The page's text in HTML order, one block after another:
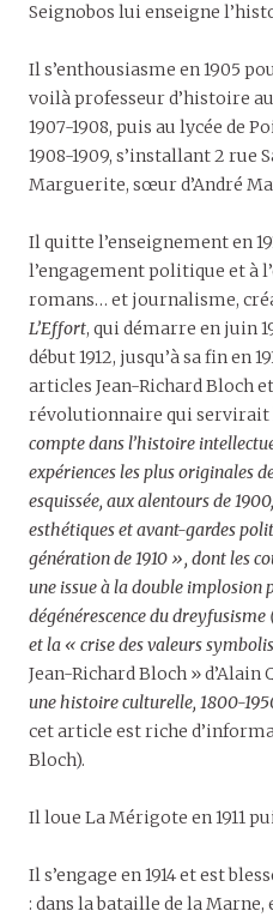
Seignobos lui enseigne
Il s’enthousiasme en 1905
voilà professeur d’histoire
1907-1908, puis au lycée de
1908-1909, s’installant 2 rue
Marguerite, sœur d’André
Il quitte l’enseignement en
l’engagement politique et à
romans… et journalisme,
L’Effort, qui démarre en juin
début 1912, jusqu’à sa fin en
articles Jean-Richard Bloch
révolutionnaire qui servirait
compte dans l’histoire
expériences les plus originales
esquissée, aux alentours de
esthétiques et avant-gardes
génération de 1910 », dont les
une issue à la double implosion
dégénérescence du
et la « crise des valeurs
Jean-Richard Bloch » d’Alain
une histoire culturelle, 1800-
cet article est riche
Bloch).
Il loue La Mérigote en 1911
Il s’engage en 1914 et est
: dans la bataille de la Marne,